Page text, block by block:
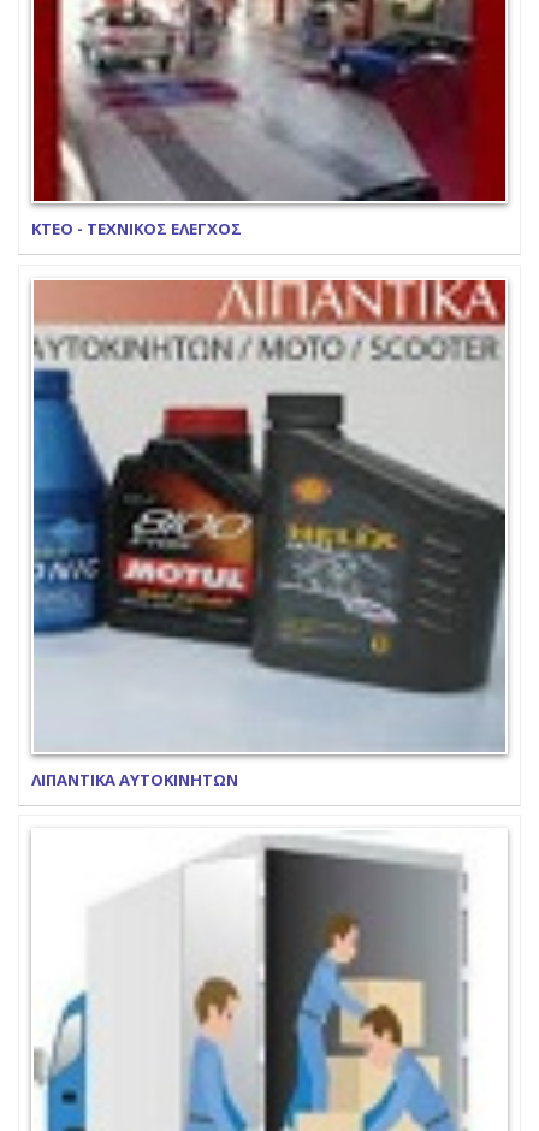
ΚΤΕΟ - ΤΕΧΝΙΚΟΣ ΕΛΕΓΧΟΣ
ΛΙΠΑΝΤΙΚΑ ΑΥΤΟΚΙΝΗΤΩΝ